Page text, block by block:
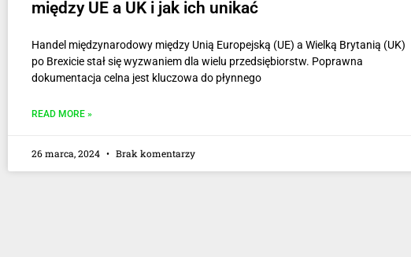
między UE a UK i jak ich unikać
Handel międzynarodowy między Unią Europejską (UE) a Wielką Brytanią (UK)
po Brexicie stał się wyzwaniem dla wielu przedsiębiorstw. Poprawna
dokumentacja celna jest kluczowa do płynnego
READ MORE »
26 marca, 2024 Brak komentarzy